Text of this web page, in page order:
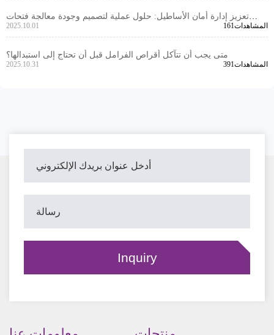
تعزيز إدارة أمان الأساطيل: حلول عملية لتصميم وجودة معالجة فتحات
تحديد قرص الفرامل
2025.10.01 161المشاهدات
متى يجب أن تتآكل أقراص الفرامل قبل أن تحتاج إلى استبدالها؟
2025.10.31 391المشاهدات